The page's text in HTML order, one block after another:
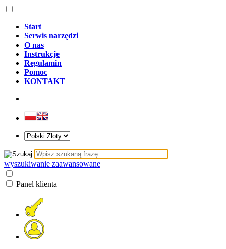
Start
Serwis narzędzi
O nas
Instrukcje
Regulamin
Pomoc
KONTAKT
wyszukiwanie zaawansowane
Panel klienta